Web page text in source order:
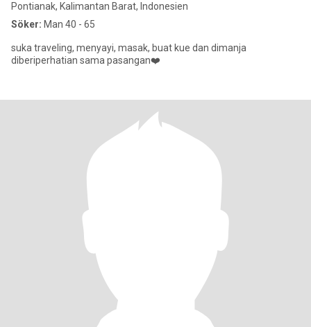
Pontianak, Kalimantan Barat, Indonesien
Söker: Man 40 - 65
suka traveling, menyayi, masak, buat kue dan dimanja
diberiperhatian sama pasangan❤️